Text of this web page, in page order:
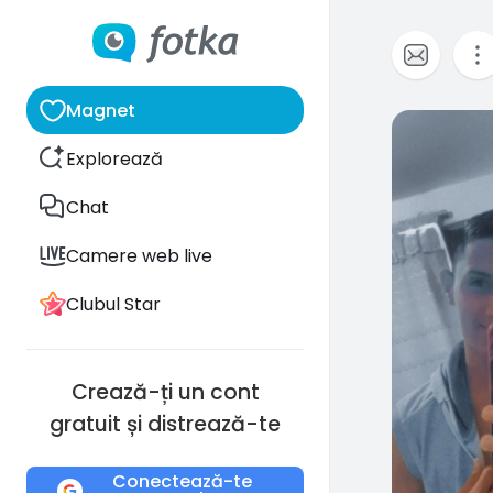
Magnet
Explorează
Chat
Camere web live
Clubul Star
Crează-ți un cont
gratuit și distrează-te
Conectează-te